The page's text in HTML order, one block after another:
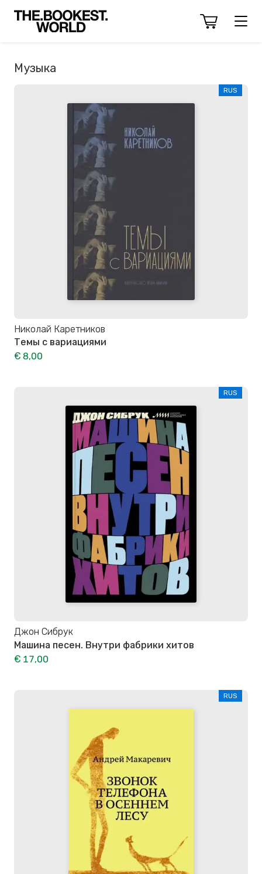
Музыка
RUS
Николай Каретников
Темы с вариациями
€ 8,00
RUS
Джон Сибрук
Машина песен. Внутри фабрики хитов
€ 17,00
RUS